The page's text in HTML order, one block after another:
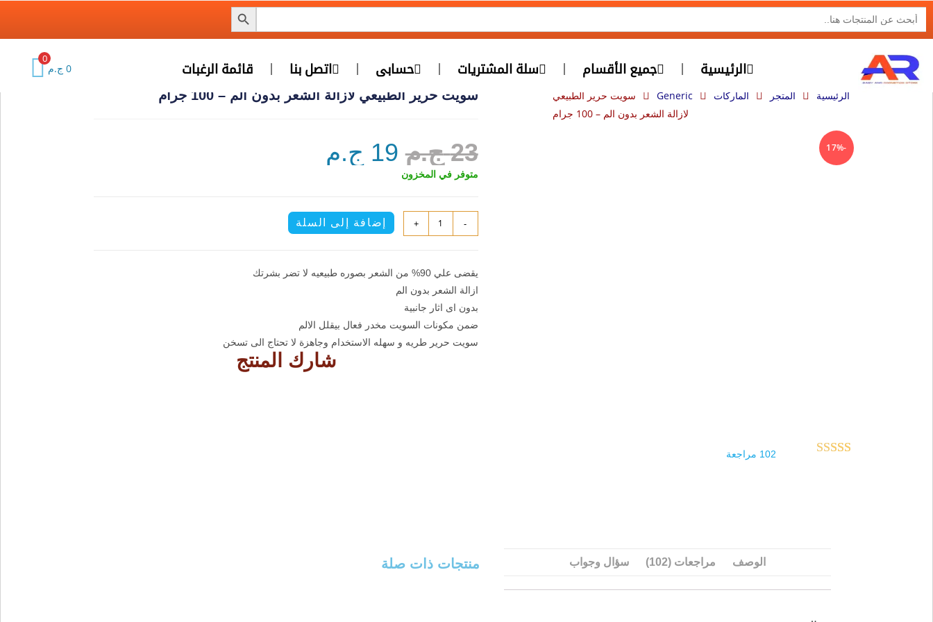
Search
for:
SEARCH BUTTON
الرئيسية جميع الأقسام سلة المشتريات حسابى اتصل بنا قائمة الرغبات 0 ج.م
0
الرئيسية المتجر الماركات Generic
سويت حرير الطبيعي
لازالة الشعر بدون الم – 100 جرام
-17%
102 مراجعة
سويت حرير الطبيعي لازالة الشعر بدون الم – 100 جرام
23 ج.م 19 ج.م
متوفر في المخزون
-
+ إضافة إلى السلة
يقضى علي 90% من الشعر بصوره طبيعيه لا تضر بشرتك
ازالة الشعر بدون الم
بدون اى اثار جانبية
ضمن مكونات السويت مخدر فعال بيقلل الالم
سويت حرير طريه و سهله الاستخدام وجاهزة لا تحتاج الى تسخن
شارك المنتج
الوصف مراجعات (102) سؤال وجواب منتجات ذات صلة